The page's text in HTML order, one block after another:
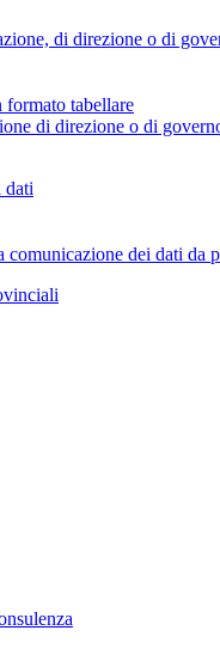
di direzione o di
tabellare
di direzione o di
dati
comunicazione dei dati